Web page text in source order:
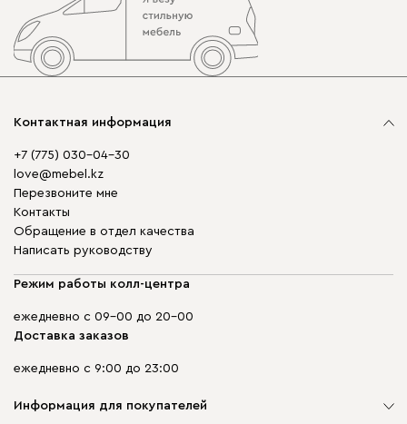
Контактная информация
+7 (775) 030-04-30
love@mebel.kz
Перезвоните мне
Контакты
Обращение в отдел качества
Написать руководству
Режим работы колл-центра
ежедневно с 09-00 до 20-00
Доставка заказов
ежедневно с 9:00 до 23:00
Информация для покупателей